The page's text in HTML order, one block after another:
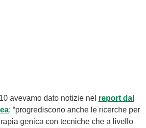
avevamo dato notizie nel report dal
: “progrediscono anche le ricerche per
genica con tecniche che a livello